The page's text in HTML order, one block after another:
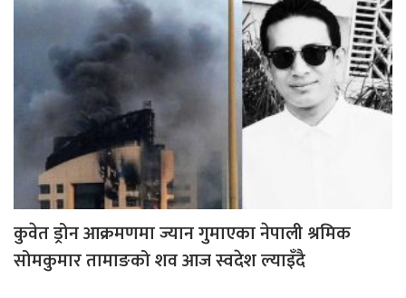
कुवेत ड्रोन आक्रमणमा ज्यान गुमाएका नेपाली श्रमिक
सोमकुमार तामाङको शव आज स्वदेश ल्याइँदै